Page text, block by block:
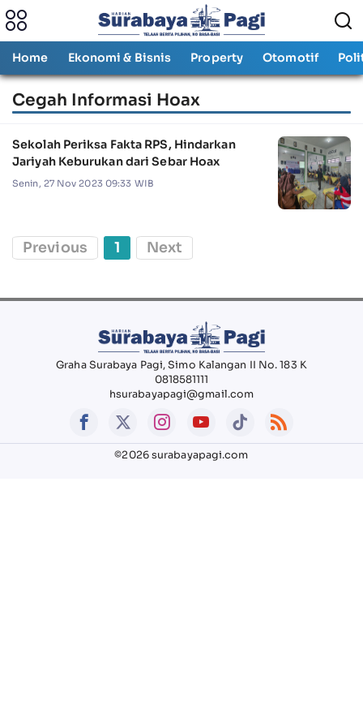
Home Ekonomi & Bisnis Property Otomotif
Cegah Informasi Hoax
Sekolah Periksa Fakta RPS, Hindarkan
Jariyah Keburukan dari Sebar Hoax
Senin, 27 Nov 2023 09:33 WIB
Previous 1 Next
Graha Surabaya Pagi, Simo Kalangan II No. 183 K
0818581111
hsurabayapagi@gmail.com
©2026 surabayapagi.com